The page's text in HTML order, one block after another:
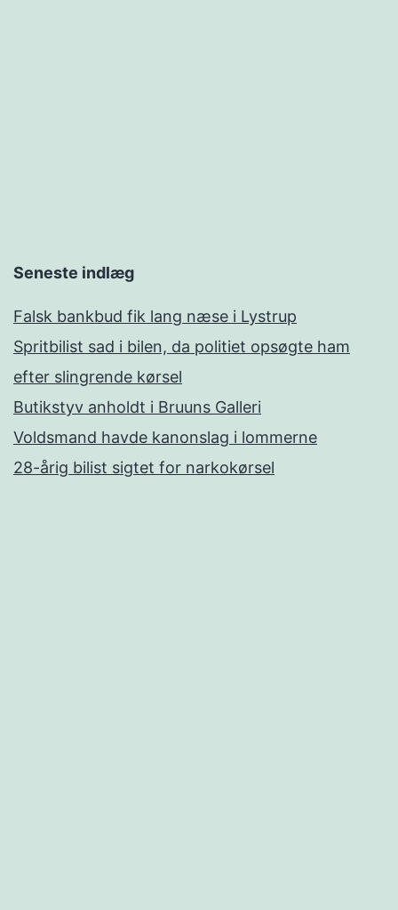
Seneste indlæg
Falsk bankbud fik lang næse i Lystrup
Spritbilist sad i bilen, da politiet opsøgte ham
efter slingrende kørsel
Butikstyv anholdt i Bruuns Galleri
Voldsmand havde kanonslag i lommerne
28-årig bilist sigtet for narkokørsel